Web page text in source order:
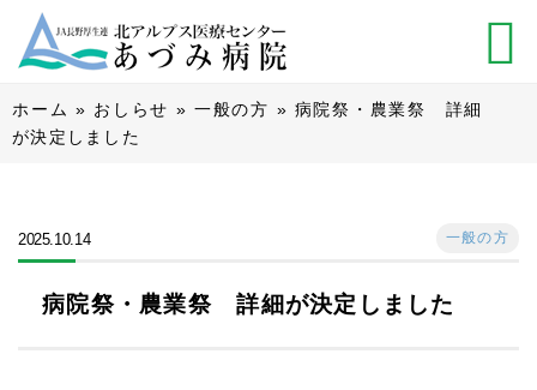
ホーム » おしらせ » 一般の方 » 病院祭・農業祭 詳細
が決定しました
2025.10.14 一般の方
病院祭・農業祭 詳細が決定しました